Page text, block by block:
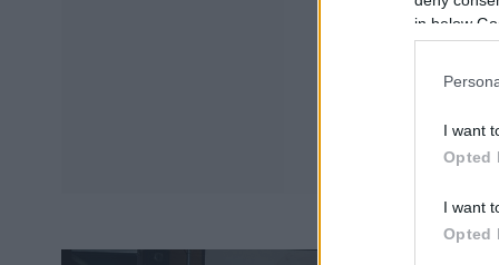
in below
I want
Opted
I want
Opted